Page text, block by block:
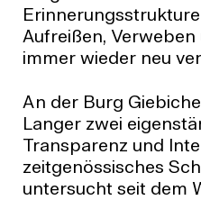
Aufreißen,
immer wieder neu
An der Burg
Langer zwei
Transparenz und
zeitgenössisches
untersucht seit dem